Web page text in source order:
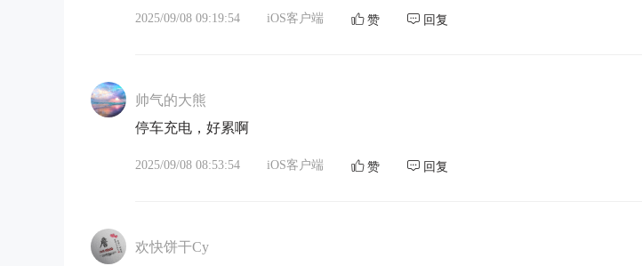
2025/09/08 09:19:54 iOS客户端 赞 回复
帅气的大熊
停车充电，好累啊
2025/09/08 08:53:54 iOS客户端 赞 回复
欢快饼干Cy